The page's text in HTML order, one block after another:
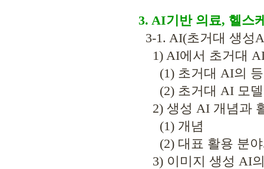
3. AI기반 의료, 헬스
3-1. AI(초거대 생성
1) AI에서 초거대
(1) 초거대 AI의
(2) 초거대 AI 모델
2) 생성 AI 개념과
(1) 개념
(2) 대표 활용 분야
3) 이미지 생성 AI